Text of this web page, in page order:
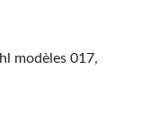
modèles 017,